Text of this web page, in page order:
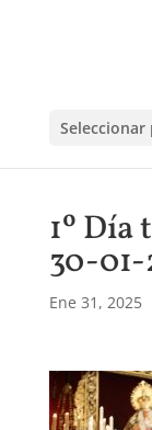
Seleccionar
1º
30-01-
Ene 31, 2025